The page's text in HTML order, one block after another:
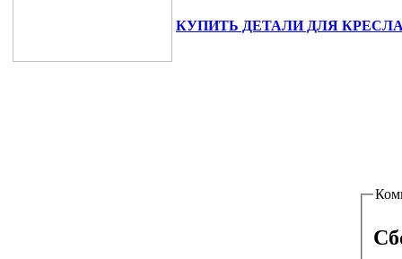
КУПИТЬ ДЕТАЛИ ДЛЯ